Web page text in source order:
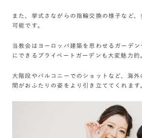
また、挙式さながらの指輪交換の様子など
可能です。
当教会はヨーロッパ建築を思わせるガーデ
にできるプライベートガーデンも大変魅力的
大階段やバルコニーでのショットなど、海
間がおふたりの姿をより引き立ててくれます